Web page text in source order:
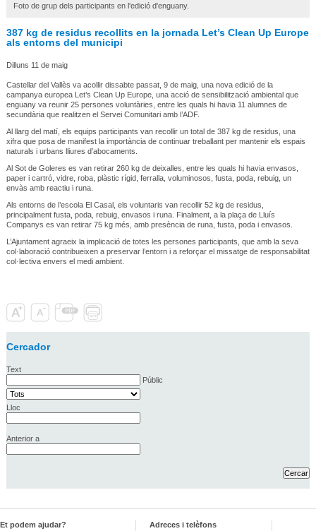
Foto de grup dels participants en l'edició d'enguany.
387 kg de residus recollits en la jornada Let’s Clean Up Europe
als entorns del municipi
Dilluns 11 de maig
Castellar del Vallès va acollir dissabte passat, 9 de maig, una nova edició de la
campanya europea Let’s Clean Up Europe, una acció de sensibilització ambiental que
enguany va reunir 25 persones voluntàries, entre les quals hi havia 11 alumnes de
secundària que realitzen el Servei Comunitari amb l’ADF.
Al llarg del matí, els equips participants van recollir un total de 387 kg de residus, una
xifra que posa de manifest la importància de continuar treballant per mantenir els espais
naturals i urbans lliures d’abocaments.
Al Sot de Goleres es van retirar 260 kg de deixalles, entre les quals hi havia envasos,
paper i cartró, vidre, roba, plàstic rígid, ferralla, voluminosos, fusta, poda, rebuig, un
envàs amb reactiu i runa.
Als entorns de l’escola El Casal, els voluntaris van recollir 52 kg de residus,
principalment fusta, poda, rebuig, envasos i runa. Finalment, a la plaça de Lluís
Companys es van retirar 75 kg més, amb presència de runa, fusta, poda i envasos.
L’Ajuntament agraeix la implicació de totes les persones participants, que amb la seva
col·laboració contribueixen a preservar l’entorn i a reforçar el missatge de responsabilitat
col·lectiva envers el medi ambient.
Cercador
Text
Públic
Lloc
Anterior a
Et podem ajudar?
Adreces i telèfons